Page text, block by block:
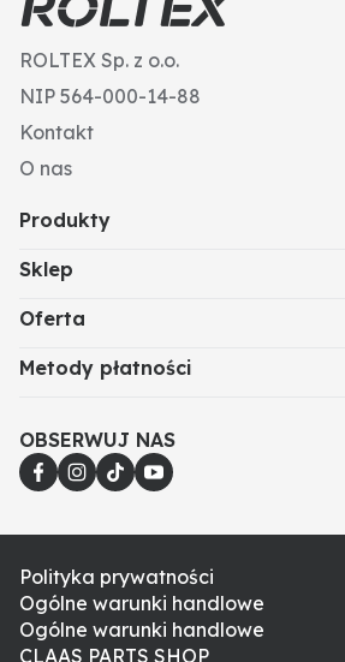
ROLTEX Sp. z o.o.
NIP 564-000-14-88
Kontakt
O nas
Produkty
Sklep
Oferta
Metody płatności
OBSERWUJ NAS
Polityka prywatności
Ogólne warunki handlowe
Ogólne warunki handlowe
CLAAS PARTS SHOP